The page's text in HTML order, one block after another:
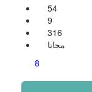
54
9
316
مجانا
8